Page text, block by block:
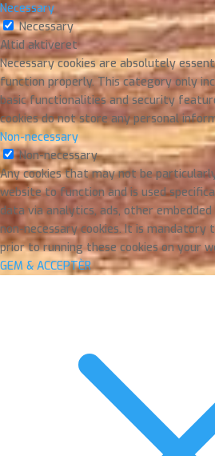
Necessary
Necessary
Altid aktiveret
Necessary cookies are absolutely
function properly. This category only
basic functionalities and security
cookies do not store any personal
Non-necessary
Non-necessary
Any cookies that may not be
website to function and is used
data via analytics, ads, other
non-necessary cookies. It is mandatory
prior to running these cookies on your
GEM & ACCEPTÈR